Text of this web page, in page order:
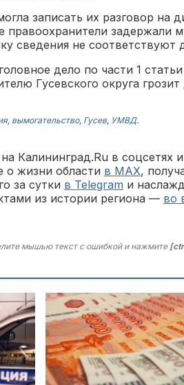
записать их разговор на
правоохранители задержали
сведения не соответствуют
дело по части 1
Гусевского округа
, вымогательство, Гусев, УМВД.
Калининград.Ru в соцсетях
о жизни области в MAX,
за сутки в Telegram и
из истории региона — во
мышью текст с ошибкой и нажмите